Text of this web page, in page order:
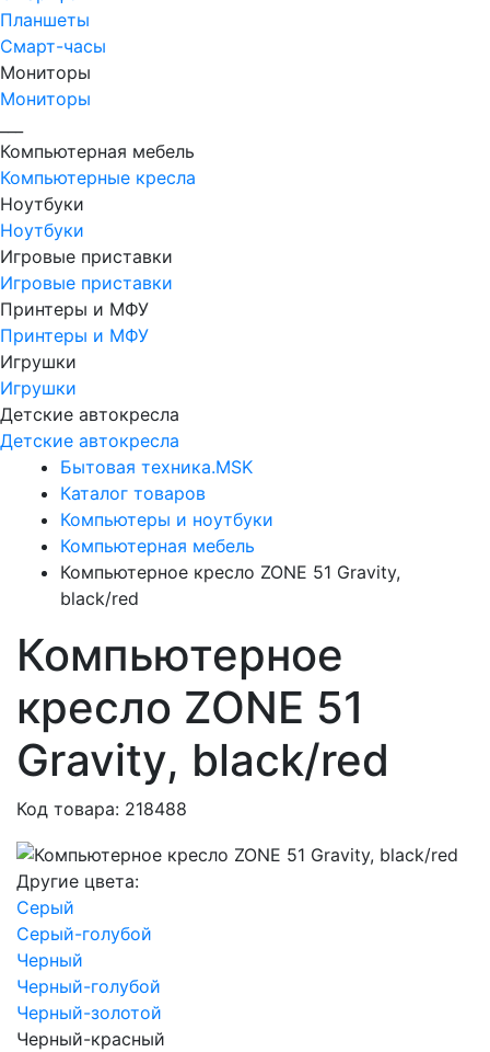
Планшеты
Смарт-часы
Мониторы
Мониторы
Компьютерная мебель
Компьютерные кресла
Ноутбуки
Ноутбуки
Игровые приставки
Игровые приставки
Принтеры и МФУ
Принтеры и МФУ
Игрушки
Игрушки
Детские автокресла
Детские автокресла
Бытовая техника.MSK
Каталог товаров
Компьютеры и ноутбуки
Компьютерная мебель
Компьютерное кресло ZONE 51 Gravity,
black/red
Компьютерное
кресло ZONE 51
Gravity, black/red
Код товара: 218488
Другие цвета:
Серый
Серый-голубой
Черный
Черный-голубой
Черный-золотой
Черный-красный